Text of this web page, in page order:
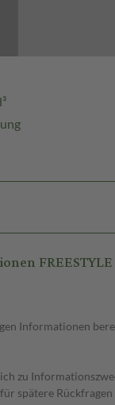
FREESTYLE
Informationen
zu
spätere